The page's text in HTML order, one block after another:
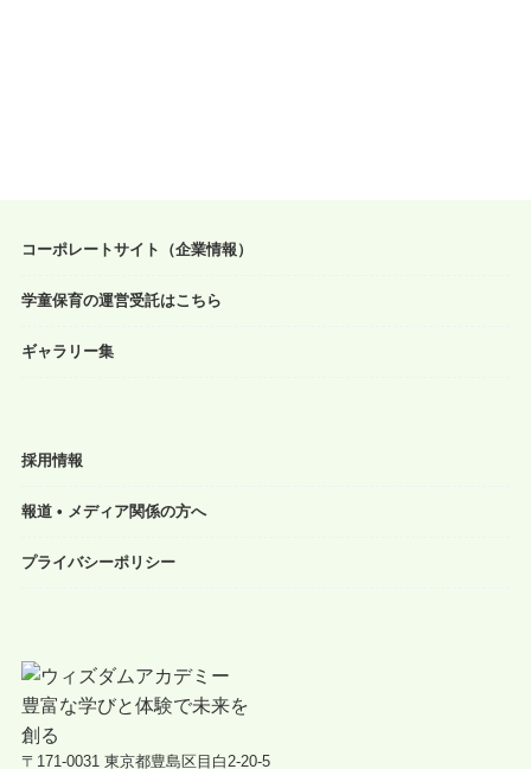
コーポレートサイト（企業情報）
学童保育の運営受託はこちら
ギャラリー集
採用情報
報道 • メディア関係の方へ
プライバシーポリシー
〒171-0031 東京都豊島区目白2-20-5